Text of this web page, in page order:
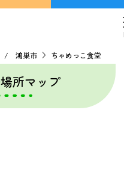
/ 鴻巣市 ちゃめっこ食堂
所マップ